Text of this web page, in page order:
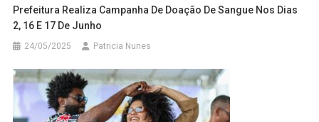
Prefeitura Realiza Campanha De Doação De Sangue Nos Dias
2, 16 E 17 De Junho
24/05/2025 Patricia Nunes